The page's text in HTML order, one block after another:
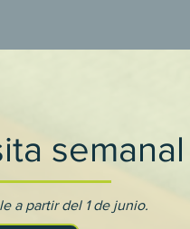
semanal
a partir del 1 de junio.